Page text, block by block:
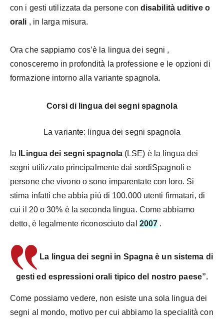
con i gesti utilizzata da persone con disabilità uditive o
orali , in larga misura.
Ora che sappiamo cos’è la lingua dei segni ,
conosceremo in profondità la professione e le opzioni di
formazione intorno alla variante spagnola.
Corsi di lingua dei segni spagnola
La variante: lingua dei segni spagnola
la Lingua dei segni spagnola (LSE) è la lingua dei
segni utilizzato principalmente dai sordiSpagnoli e
persone che vivono o sono imparentate con loro. Si
stima infatti che abbia più di 100.000 utenti firmatari, di
cui il 20 o 30% è la seconda lingua. Come abbiamo
detto, è legalmente riconosciuto dal 2007 .
La lingua dei segni in Spagna è un sistema di
gesti ed espressioni orali tipico del nostro paese”.
Come possiamo vedere, non esiste una sola lingua dei
segni al mondo, motivo per cui abbiamo la specialità con